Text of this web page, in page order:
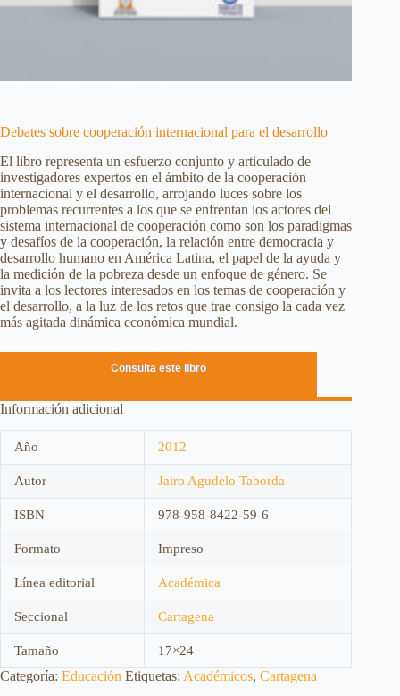
Debates sobre cooperación internacional para el desarrollo
El libro representa un esfuerzo conjunto y articulado de
investigadores expertos en el ámbito de la cooperación
internacional y el desarrollo, arrojando luces sobre los
problemas recurrentes a los que se enfrentan los actores del
sistema internacional de cooperación como son los paradigmas
y desafíos de la cooperación, la relación entre democracia y
desarrollo humano en América Latina, el papel de la ayuda y
la medición de la pobreza desde un enfoque de género. Se
invita a los lectores interesados en los temas de cooperación y
el desarrollo, a la luz de los retos que trae consigo la cada vez
más agitada dinámica económica mundial.
Consulta este libro
Información adicional
Año 2012
Autor Jairo Agudelo Taborda
ISBN 978-958-8422-59-6
Formato Impreso
Línea editorial Académica
Seccional Cartagena
Tamaño 17×24
Categoría: Educación Etiquetas: Académicos, Cartagena